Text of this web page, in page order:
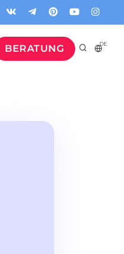
BERATUNG DE